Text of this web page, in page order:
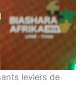
leviers de